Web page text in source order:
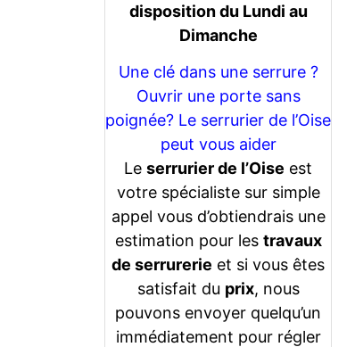
disposition du Lundi au
Dimanche
Une clé dans une serrure ?
Ouvrir une porte sans
poignée? Le serrurier de l’Oise
peut vous aider
Le serrurier de l’Oise est
votre spécialiste sur simple
appel vous d’obtiendrais une
estimation pour les travaux
de serrurerie et si vous êtes
satisfait du prix, nous
pouvons envoyer quelqu’un
immédiatement pour régler